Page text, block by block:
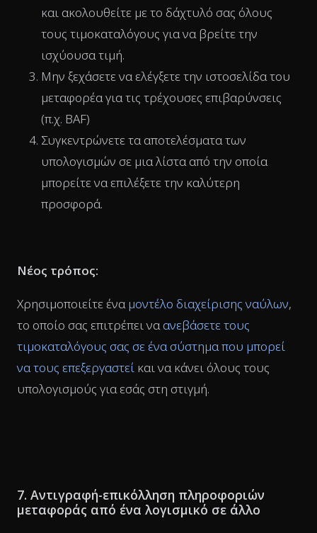
και ακολουθείτε με το δάχτυλό σας όλους
τους τιμοκαταλόγους για να βρείτε την
ισχύουσα τιμή.
Μην ξεχάσετε να ελέγξετε την ιστοσελίδα του
μεταφορέα για τις τρέχουσες επιβαρύνσεις
(π.χ. BAF)
Συγκεντρώνετε τα αποτελέσματα των
υπολογισμών σε μια λίστα από την οποία
μπορείτε να επιλέξετε την καλύτερη
προσφορά.
Νέος τρόπος:
Χρησιμοποιείτε έναμοντέλο διαχείρισης ναύλων,
το οποίο σας επιτρέπει ναανεβάσετε τους
τιμοκαταλόγους σας σε ένα σύστημα που μπορεί
να τους επεξεργαστεί και να κάνει όλους τους
υπολογισμούς για εσάς στη στιγμή.
7. Αντιγραφή-επικόλληση πληροφοριών
μεταφοράς από ένα λογισμικό σε άλλο